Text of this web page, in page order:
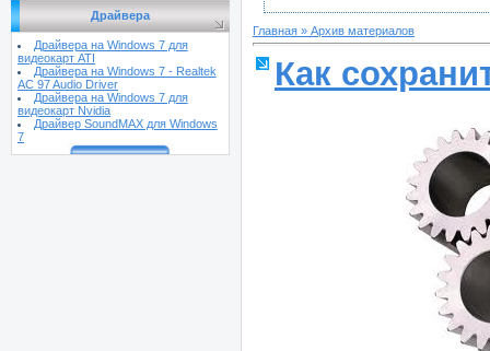
Драйвера
Драйвера на Windows 7 для
видеокарт ATI
Драйвера на Windows 7 - Realtek
AC 97 Audio Driver
Драйвера на Windows 7 для
видеокарт Nvidia
Драйвер SoundMAX для Windows
7
Главная » Архив материалов
Как